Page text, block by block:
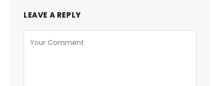
LEAVE A REPLY